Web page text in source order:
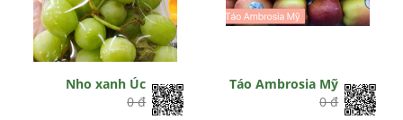
Nho xanh Úc
0 đ
Táo Ambrosia Mỹ
0 đ